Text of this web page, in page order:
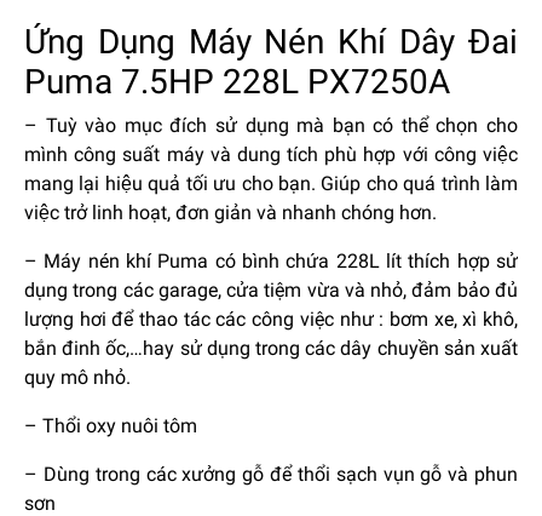
Ứng Dụng Máy Nén Khí Dây Đai
Puma 7.5HP 228L PX7250A
– Tuỳ vào mục đích sử dụng mà bạn có thể chọn cho
mình công suất máy và dung tích phù hợp với công việc
mang lại hiệu quả tối ưu cho bạn. Giúp cho quá trình làm
việc trở linh hoạt, đơn giản và nhanh chóng hơn.
– Máy nén khí Puma có bình chứa 228L lít thích hợp sử
dụng trong các garage, cửa tiệm vừa và nhỏ, đảm bảo đủ
lượng hơi để thao tác các công việc như : bơm xe, xì khô,
bắn đinh ốc,…hay sử dụng trong các dây chuyền sản xuất
quy mô nhỏ.
– Thổi oxy nuôi tôm
– Dùng trong các xưởng gỗ để thổi sạch vụn gỗ và phun
sơn